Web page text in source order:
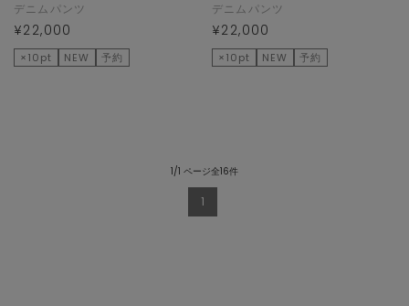
デニムパンツ
¥22,000
×10pt NEW 予約
デニムパンツ
¥22,000
×10pt NEW 予約
1/1 ページ全16件
1